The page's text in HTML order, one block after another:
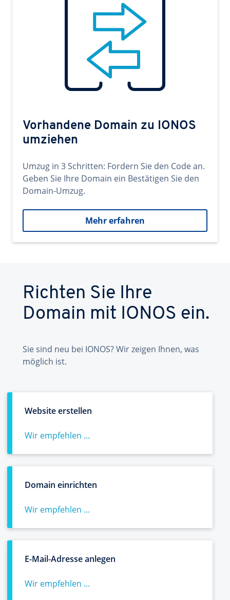
Vorhandene Domain zu IONOS
umziehen
Umzug in 3 Schritten: Fordern Sie den Code an.
Geben Sie Ihre Domain ein Bestätigen Sie den
Domain-Umzug.
Mehr erfahren
Richten Sie Ihre
Domain mit IONOS ein.
Sie sind neu bei IONOS? Wir zeigen Ihnen, was
möglich ist.
Website erstellen
Wir empfehlen ...
Domain einrichten
Wir empfehlen ...
E-Mail-Adresse anlegen
Wir empfehlen ...